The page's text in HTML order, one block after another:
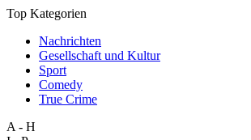
Top Kategorien
Nachrichten
Gesellschaft und Kultur
Sport
Comedy
True Crime
A - H